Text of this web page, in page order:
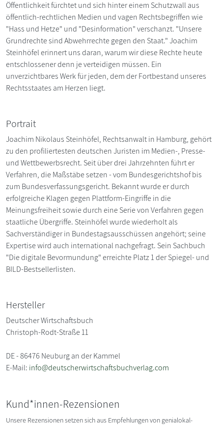
Öffentlichkeit fürchtet und sich hinter einem Schutzwall aus
öffentlich-rechtlichen Medien und vagen Rechtsbegriffen wie
"Hass und Hetze" und "Desinformation" verschanzt. "Unsere
Grundrechte sind Abwehrrechte gegen den Staat." Joachim
Steinhöfel erinnert uns daran, warum wir diese Rechte heute
entschlossener denn je verteidigen müssen. Ein
unverzichtbares Werk für jeden, dem der Fortbestand unseres
Rechtsstaates am Herzen liegt.
Portrait
Joachim Nikolaus Steinhöfel, Rechtsanwalt in Hamburg, gehört
zu den profiliertesten deutschen Juristen im Medien-, Presse-
und Wettbewerbsrecht. Seit über drei Jahrzehnten führt er
Verfahren, die Maßstäbe setzen - vom Bundesgerichtshof bis
zum Bundesverfassungsgericht. Bekannt wurde er durch
erfolgreiche Klagen gegen Plattform-Eingriffe in die
Meinungsfreiheit sowie durch eine Serie von Verfahren gegen
staatliche Übergriffe. Steinhöfel wurde wiederholt als
Sachverständiger in Bundestagsausschüssen angehört; seine
Expertise wird auch international nachgefragt. Sein Sachbuch
"Die digitale Bevormundung" erreichte Platz 1 der Spiegel- und
BILD-Bestsellerlisten.
Hersteller
Deutscher Wirtschaftsbuch
Christoph-Rodt-Straße 11
DE - 86476 Neuburg an der Kammel
E-Mail: info@deutscherwirtschaftsbuchverlag.com
Kund*innen-Rezensionen
Unsere Rezensionen setzen sich aus Empfehlungen von genialokal-